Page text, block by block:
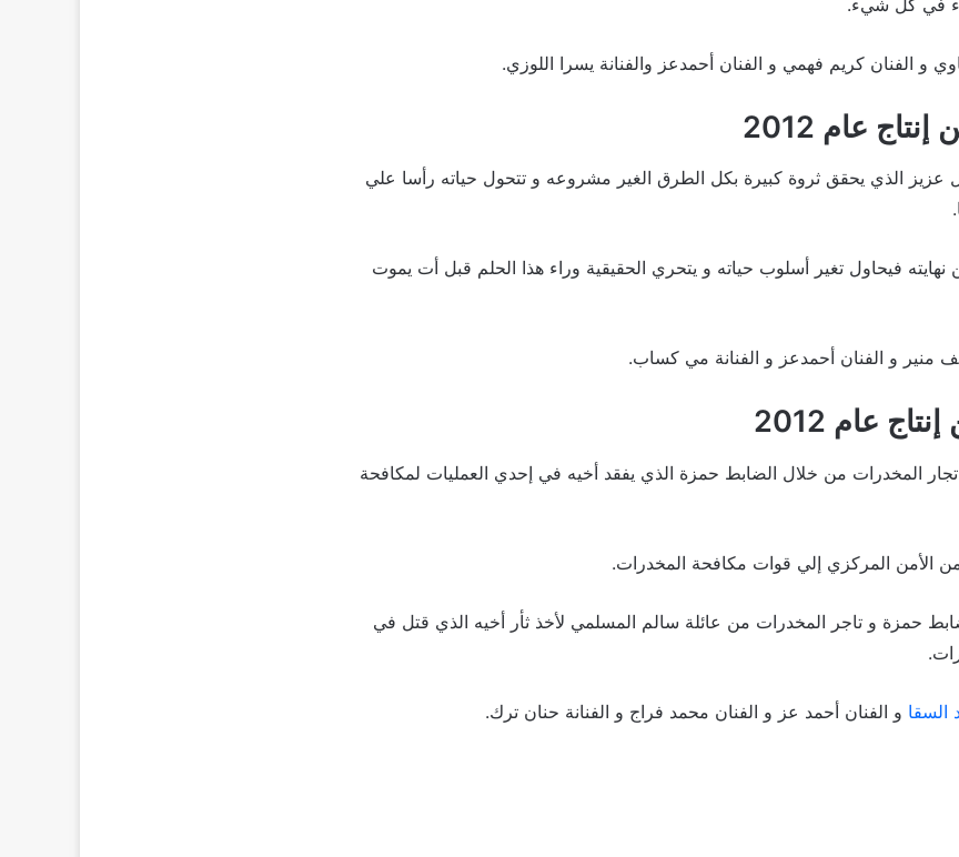
و الفنان كريم فهمي و الفنان أحمدعز والفنانة يسرا اللوزي.
عام 2012
عزيز الذي يحقق ثروة كبيرة بكل الطرق الغير مشروعه و تتحول حياته رأسا علي
فيحاول تغير أسلوب حياته و يتحري الحقيقية وراء هذا الحلم قبل أت يموت
منير و الفنان أحمدعز و الفنانة مي كساب.
عام 2012
المخدرات من خلال الضابط حمزة الذي يفقد أخيه في إحدي العمليات لمكافحة
الأمن المركزي إلي قوات مكافحة المخدرات.
حمزة و تاجر المخدرات من عائلة سالم المسلمي لأخذ ثأر أخيه الذي قتل في
السقا و الفنان أحمد عز و الفنان محمد فراج و الفنانة حنان ترك.